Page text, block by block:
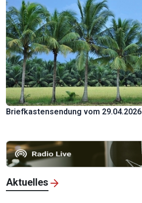
Briefkastensendung vom 29.04.2026
Aktuelles